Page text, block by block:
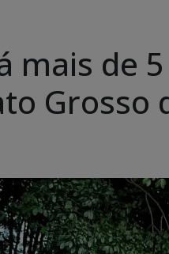
mais de
Grosso